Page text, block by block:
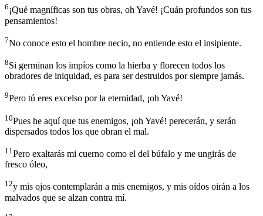
6¡Qué magníficas son tus obras, oh Yavé! ¡Cuán profundos son tus
pensamientos!
7No conoce esto el hombre necio, no entiende esto el insipiente.
8Si germinan los impíos como la hierba y florecen todos los
obradores de iniquidad, es para ser destruidos por siempre jamás.
9Pero tú eres excelso por la eternidad, ¡oh Yavé!
10Pues he aquí que tus enemigos, ¡oh Yavé! perecerán, y serán
dispersados todos los que obran el mal.
11Pero exaltarás mi cuerno como el del búfalo y me ungirás de
fresco óleo,
12y mis ojos contemplarán a mis enemigos, y mis oídos oirán a los
malvados que se alzan contra mí.